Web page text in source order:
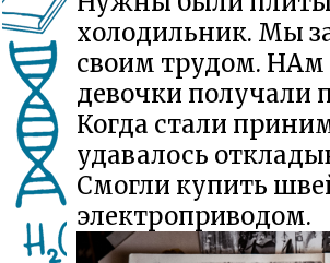
холодильник. Мы
своим трудом. НАм
девочки получали
Когда стали
удавалось
Смогли купить
электроприводом.